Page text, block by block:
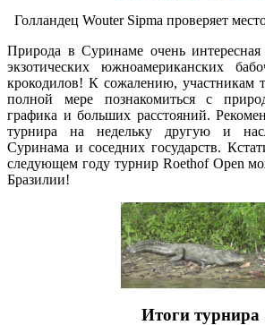
Голландец Wouter Sipma проверяет
Природа в Суринаме очень интересная
экзотических южноамериканских
крокодилов! К сожалению, участникам
полной мере познакомиться с
графика и больших расстояний.
турнира на недельку другую и
Суринама и соседних государств.
следующем году турнир Roethof Open
Бразилии!
Итоги турнира